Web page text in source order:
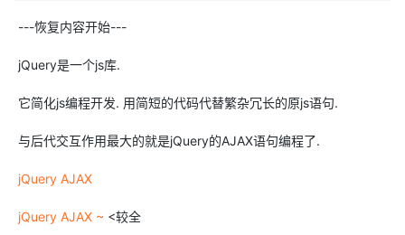
---恢复内容开始---
jQuery是一个js库.
它简化js编程开发. 用简短的代码代替繁杂冗长的原js语句.
与后代交互作用最大的就是jQuery的AJAX语句编程了.
jQuery AJAX
jQuery AJAX ~ <较全